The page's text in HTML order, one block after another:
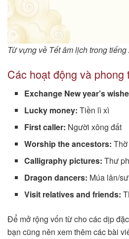
Từ vựng về Tết âm lịch trong tiếng
Các hoạt động và phong
Exchange New year’s
Lucky money: Tiền lì xì
First caller: Người xông đất
Worship the ancestors:
Calligraphy pictures: Thư
Dragon dancers: Múa lân/
Visit relatives and friends:
Để mở rộng vốn từ cho các dịp
bạn cũng nên xem thêm các bài